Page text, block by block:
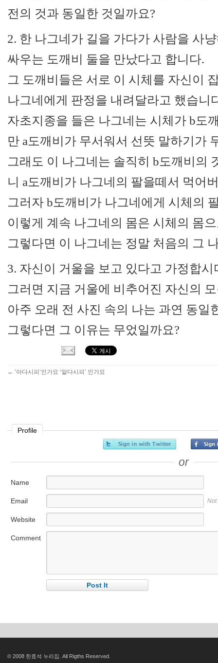
전의 것과 동일한 것일까요?
2. 한 나그네가 길을 가다가 사람을 사
싸우는 도깨비 둘을 만났다고 합니다.
그 도깨비들은 서로 이 시체를 자신이
나그네에게 판정을 내려달라고 했습니
자초지종을 들은 나그네는 시체가 b도
만 a도깨비가 무서워서 선뜻 말하기가
그래도 이 나그네는 솔직히 b도깨비의
니 a도깨비가 나그네의 팔을떼서 먹어
그러자 b도깨비가 나그네에게 시체의
이렇게 계속 나그네의 몸은 시체의 몸
그렇다면 이 나그네는 정말 처음의 그
3. 자신이 거울을 보고 있다고 가정합시
그러면 지금 거울에 비추어진 자신의
아주 오래 전 사진 속의 나는 과연 동일
그렇다면 그 이유는 무었일까요?
← ‘아다시피’인가요 ‘알다시피’ 인가요
Profile
or
Name
Email Not
Website
Comment
© 2008 한효석 누리집. All Rigths Reserved.